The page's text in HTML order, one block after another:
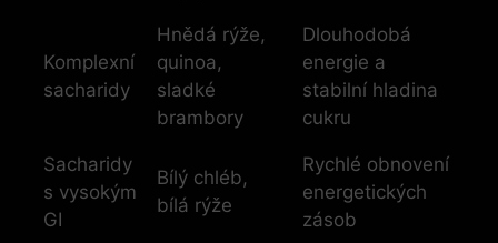
Komplexní
sacharidy
Hnědá rýže,
quinoa,
sladké
brambory
Dlouhodobá
energie a
stabilní hladina
cukru
Sacharidy
s vysokým
GI
Bílý chléb,
bílá rýže
Rychlé obnovení
energetických
zásob